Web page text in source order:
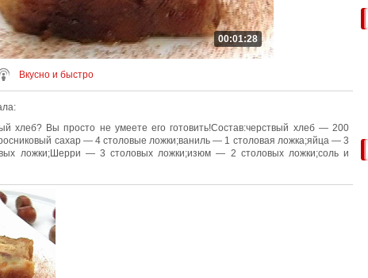
00:01:28
Вкусно и быстро
:
хлеб? Вы просто не умеете его готовить!Состав:черствый хлеб — 200
сахар — 4 столовые ложки;ваниль — 1 столовая ложка;яйца — 3
ложки;Шерри — 3 столовых ложки;изюм — 2 столовых ложки;соль и